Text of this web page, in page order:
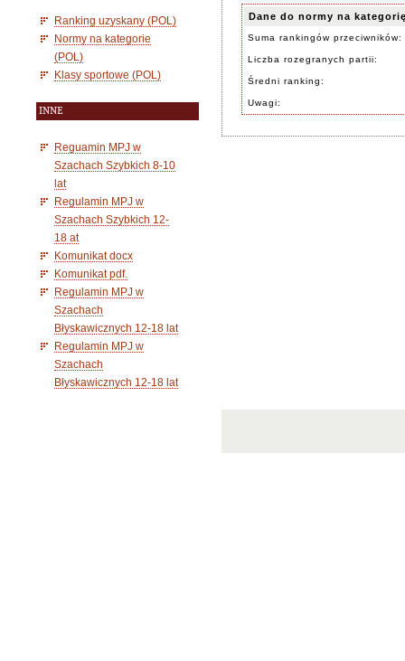
Ranking uzyskany (POL)
Normy na kategorie
(POL)
Klasy sportowe (POL)
INNE
Reguamin MPJ w
Szachach Szybkich 8-10
lat
Regulamin MPJ w
Szachach Szybkich 12-
18 at
Komunikat docx
Komunikat pdf.
Regulamin MPJ w
Szachach
Błyskawicznych 12-18 lat
Regulamin MPJ w
Szachach
Błyskawicznych 12-18 lat
Dane do normy na
Suma rankingów przeciwników:
Liczba rozegranych partii:
Średni ranking:
Uwagi: